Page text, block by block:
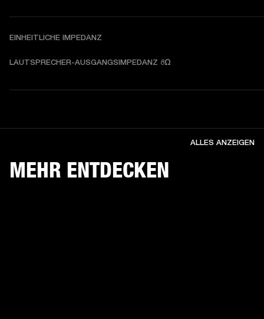
EINHEITLICHE IMPEDANZ
LAUTSPRECHER-AUSGANGSIMPEDANZ 8Ω
MEHR ENTDECKEN
ALLES ANZEIGEN